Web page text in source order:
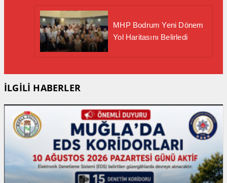
MHP Bodrum Yeni Dönem
Yol Haritasını Belirledi
İLGİLİ HABERLER